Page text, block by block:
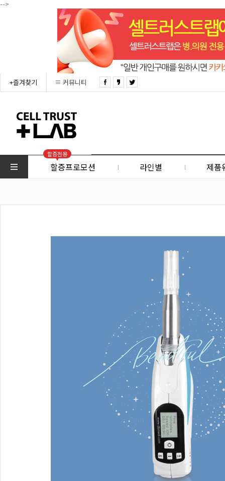
-->
+즐겨찾기 커뮤니티
할증전용
할증프로모션 라인별 제품